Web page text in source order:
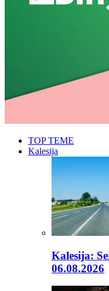
TOP TEME
Kalesija
Kalesija:
06.08.2026